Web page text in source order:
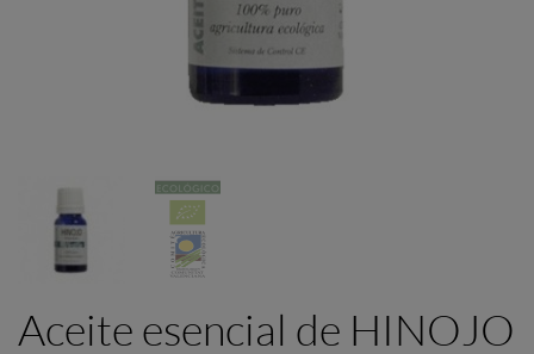
Aceite esencial de HINOJO